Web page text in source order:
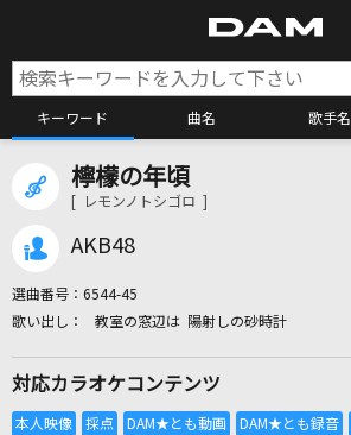
キーワード 曲名 歌手名
全国りれき
檸檬の年頃
[ レモンノトシゴロ ]
AKB48
選曲番号： 6544-45
教室の窓辺は 陽射しの砂時計
対応カラオケコンテンツ